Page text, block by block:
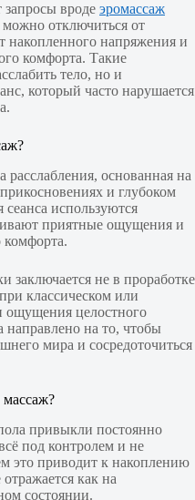
вроде эромассаж
можно отключиться от
накопленного напряжения и
комфорта. Такие
тело, но и
который часто нарушается
основанная на
и глубоком
используются
приятные ощущения и
комфорта.
заключается не в проработке
классическом или
ощущения целостного
на то, чтобы
мира и сосредоточиться
привыкли постоянно
под контролем и не
это приводит к накоплению
как на
состоянии.